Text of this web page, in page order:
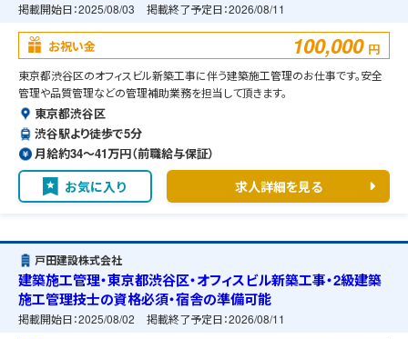
掲載開始日：2025/08/03 掲載終了予定日：2026/08/11
お祝い金 100,000 円
東京都渋谷区のオフィスビル新築工事に伴う建築施工管理のお仕事です。安全
管理や品質管理などの管理補助業務を担当して頂きます。
東京都渋谷区
渋谷駅より徒歩で5分
月給約34〜41万円（前職給与保証）
お気に入り 求人詳細を見る
戸田建設株式会社
建築施工管理・東京都渋谷区・オフィスビル新築工事・2級建築
施工管理技士の資格必須・宿舎の準備可能
掲載開始日：2025/08/02 掲載終了予定日：2026/08/11